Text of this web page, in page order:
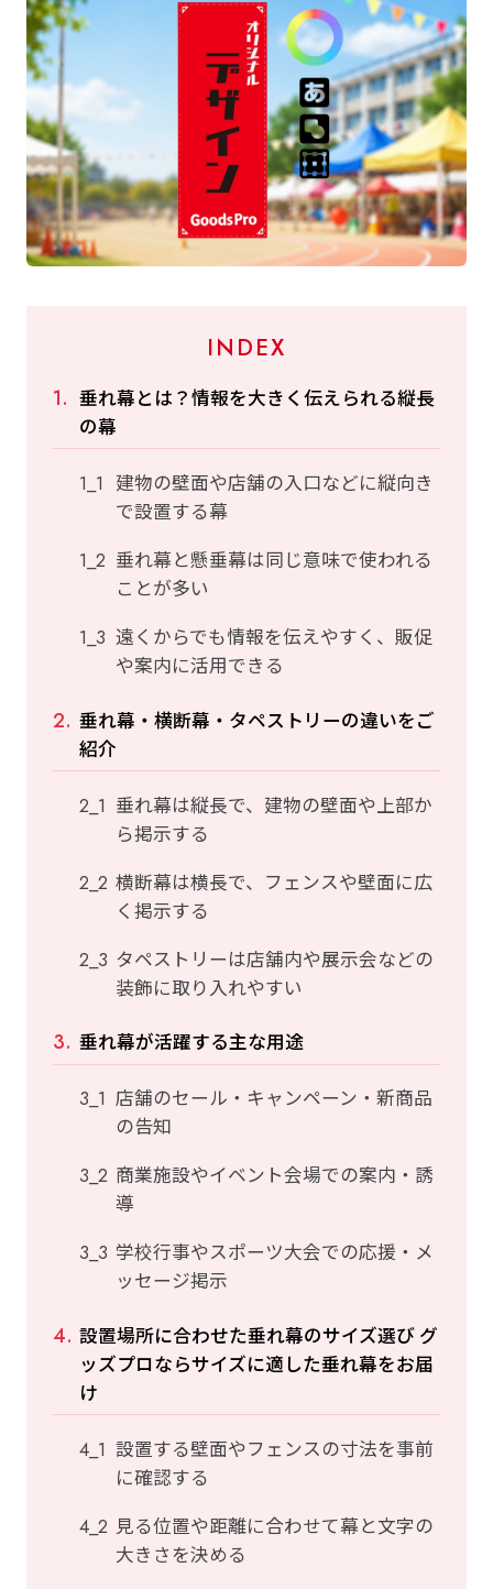
INDEX
垂れ幕とは？情報を大きく伝えられる縦長
の幕
建物の壁面や店舗の入口などに縦向き
で設置する幕
垂れ幕と懸垂幕は同じ意味で使われる
ことが多い
遠くからでも情報を伝えやすく、販促
や案内に活用できる
垂れ幕・横断幕・タペストリーの違いをご
紹介
垂れ幕は縦長で、建物の壁面や上部か
ら掲示する
横断幕は横長で、フェンスや壁面に広
く掲示する
タペストリーは店舗内や展示会などの
装飾に取り入れやすい
垂れ幕が活躍する主な用途
店舗のセール・キャンペーン・新商品
の告知
商業施設やイベント会場での案内・誘
導
学校行事やスポーツ大会での応援・メ
ッセージ掲示
設置場所に合わせた垂れ幕のサイズ選び グ
ッズプロならサイズに適した垂れ幕をお届
け
設置する壁面やフェンスの寸法を事前
に確認する
見る位置や距離に合わせて幕と文字の
大きさを決める